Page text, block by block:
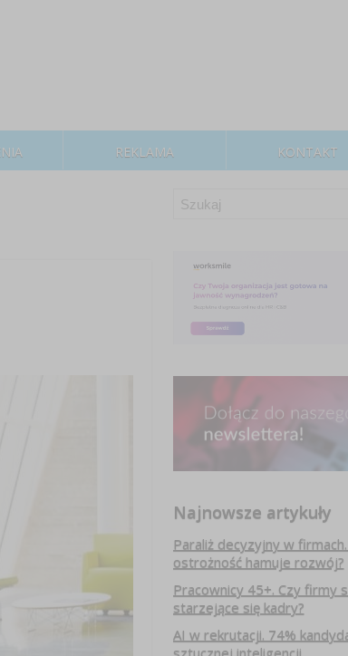
REKLAMA KONTAKT
Najnowsze artykuły
Paraliż decyzyjny w
ostrożność hamuje rozwój?
Pracownicy 45+. Czy firmy
starzejące się kadry?
AI w rekrutacji. 74%